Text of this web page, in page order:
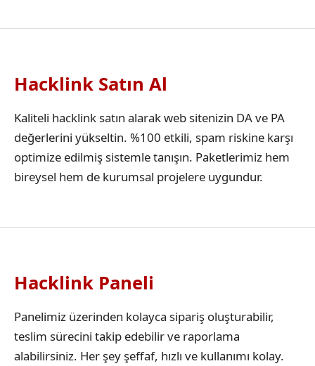
Hacklink Satın Al
Kaliteli hacklink satın alarak web sitenizin DA ve PA
değerlerini yükseltin. %100 etkili, spam riskine karşı
optimize edilmiş sistemle tanışın. Paketlerimiz hem
bireysel hem de kurumsal projelere uygundur.
Hacklink Paneli
Panelimiz üzerinden kolayca sipariş oluşturabilir,
teslim sürecini takip edebilir ve raporlama
alabilirsiniz. Her şey şeffaf, hızlı ve kullanımı kolay.